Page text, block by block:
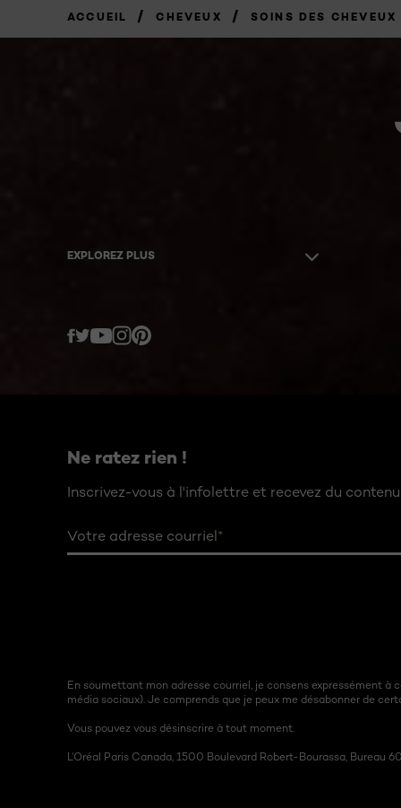
ACCUEIL / CHEVEUX / SOINS DES CHEVEUX
EXPLOREZ PLUS
Ne ratez rien !
Inscrivez-vous à l'infolettre et recevez du contenu
Votre adresse courriel *
En soumettant mon adresse courriel, je consens expressément à
média sociaux). Je comprends que je peux me désabonner de
Vous pouvez vous désinscrire à tout moment.
L’Oréal Paris Canada, 1500 Boulevard Robert-Bourassa,